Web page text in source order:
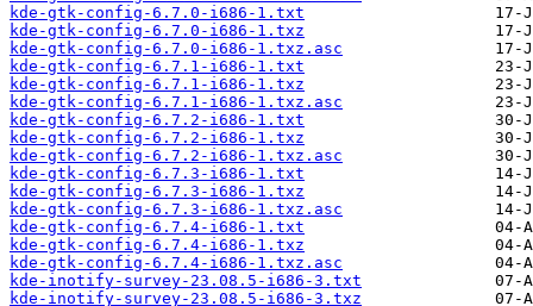
kde-gtk-config-6.7.0-i686-1.txt
kde-gtk-config-6.7.0-i686-1.txz
kde-gtk-config-6.7.0-i686-1.txz.asc
kde-gtk-config-6.7.1-i686-1.txt
kde-gtk-config-6.7.1-i686-1.txz
kde-gtk-config-6.7.1-i686-1.txz.asc
kde-gtk-config-6.7.2-i686-1.txt
kde-gtk-config-6.7.2-i686-1.txz
kde-gtk-config-6.7.2-i686-1.txz.asc
kde-gtk-config-6.7.3-i686-1.txt
kde-gtk-config-6.7.3-i686-1.txz
kde-gtk-config-6.7.3-i686-1.txz.asc
kde-gtk-config-6.7.4-i686-1.txt
kde-gtk-config-6.7.4-i686-1.txz
kde-gtk-config-6.7.4-i686-1.txz.asc
kde-inotify-survey-23.08.5-i686-3.txt
kde-inotify-survey-23.08.5-i686-3.txz